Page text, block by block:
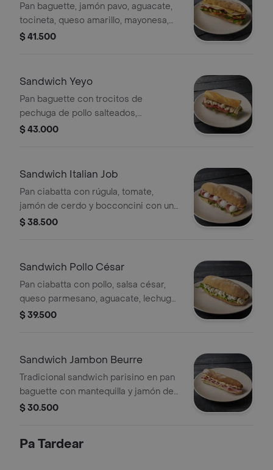
Pan baguette, jamón pavo, aguacate,
tocineta, queso amarillo, mayonesa,
rúgula y tomate
$ 41.500
Sandwich Yeyo
Pan baguette con trocitos de
pechuga de pollo salteados,
mayonesa, tomate y rúgula.
$ 43.000
Sandwich Italian Job
Pan ciabatta con rúgula, tomate,
jamón de cerdo y bocconcini con un
toque de aceite de oliva, sal y
$ 38.500
Sandwich Pollo César
Pan ciabatta con pollo, salsa césar,
queso parmesano, aguacate, lechuga
romana, un toque de ajo y perejil.
$ 39.500
Sandwich Jambon Beurre
Tradicional sandwich parisino en pan
baguette con mantequilla y jamón de
cerdo.
$ 30.500
Pa Tardear